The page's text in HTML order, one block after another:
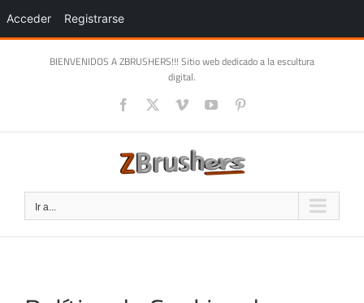
Acceder Registrarse
Saltar
BIENVENIDOS A ZBRUSHERS!!! Sitio web dedicado a la escultura
digital.
Facebook VimeoYouTube
Ir a...